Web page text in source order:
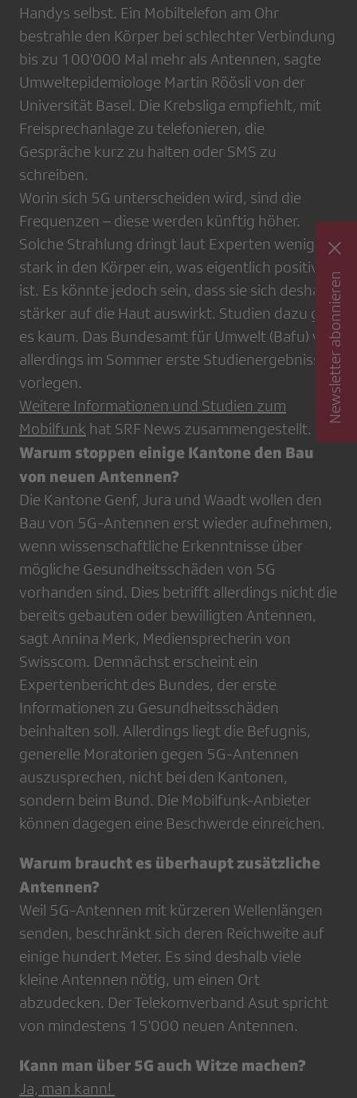
Handys selbst. Ein Mobiltelefon am Ohr
bestrahle den Körper bei schlechter Verbindung
bis zu 100'000 Mal mehr als Antennen, sagte
Umweltepidemiologe Martin Röösli von der
Universität Basel. Die Krebsliga empfiehlt, mit
Freisprechanlage zu telefonieren, die
Gespräche kurz zu halten oder SMS zu
schreiben.
Worin sich 5G unterscheiden wird, sind die
Frequenzen – diese werden künftig höher.
Solche Strahlung dringt laut Experten weniger
stark in den Körper ein, was eigentlich positiv
ist. Es könnte jedoch sein, dass sie sich deshalb
stärker auf die Haut auswirkt. Studien dazu gibt
es kaum. Das Bundesamt für Umwelt (Bafu) will
allerdings im Sommer erste Studienergebnisse
vorlegen.
Weitere Informationen und Studien zum
Mobilfunk hat SRF News zusammengestellt.
Warum stoppen einige Kantone den Bau
von neuen Antennen?
Die Kantone Genf, Jura und Waadt wollen den
Bau von 5G-Antennen erst wieder aufnehmen,
wenn wissenschaftliche Erkenntnisse über
mögliche Gesundheitsschäden von 5G
vorhanden sind. Dies betrifft allerdings nicht die
bereits gebauten oder bewilligten Antennen,
sagt Annina Merk, Mediensprecherin von
Swisscom. Demnächst erscheint ein
Expertenbericht des Bundes, der erste
Informationen zu Gesundheitsschäden
beinhalten soll. Allerdings liegt die Befugnis,
generelle Moratorien gegen 5G-Antennen
auszusprechen, nicht bei den Kantonen,
sondern beim Bund. Die Mobilfunk-Anbieter
können dagegen eine Beschwerde einreichen.
Warum braucht es überhaupt zusätzliche
Antennen?
Weil 5G-Antennen mit kürzeren Wellenlängen
senden, beschränkt sich deren Reichweite auf
einige hundert Meter. Es sind deshalb viele
kleine Antennen nötig, um einen Ort
abzudecken. Der Telekomverband Asut spricht
von mindestens 15'000 neuen Antennen.
Kann man über 5G auch Witze machen?
Ja, man kann!
Newsletter abonnieren